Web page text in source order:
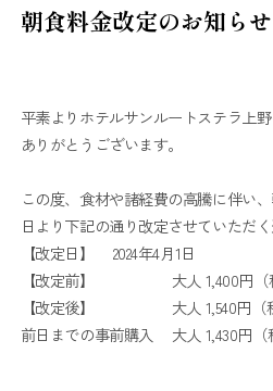
朝食料金改定のお知らせ
平素よりホテルサンルートステラ上
ありがとうございます。
この度、食材や諸経費の高騰に伴い
日より下記の通り改定させていただ
【改定日】 2024年4月1日
【改定前】 大人 1,400円（税
【改定後】 大人 1,540円（税
前日までの事前購入 大人 1,430円（